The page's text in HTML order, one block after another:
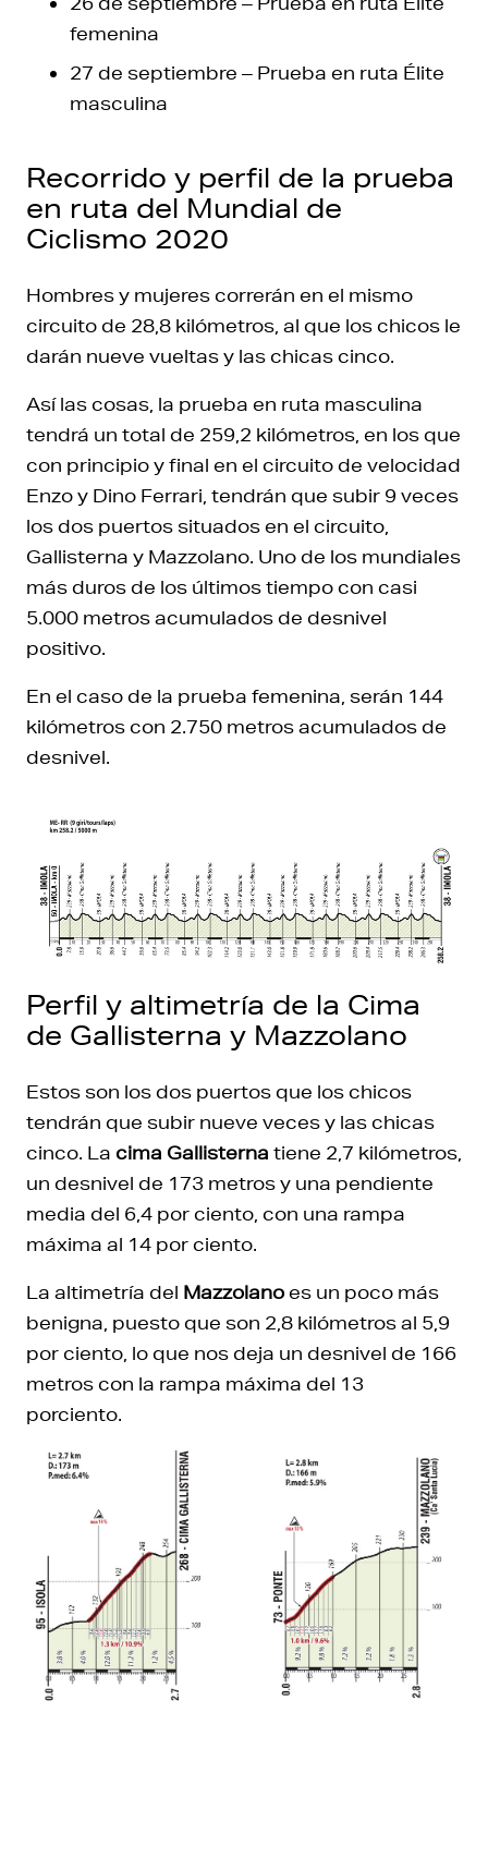
femenina
27 de septiembre – Prueba en ruta Élite
masculina
Recorrido y perfil de la prueba
en ruta del Mundial de
Ciclismo 2020
Hombres y mujeres correrán en el mismo
circuito de 28,8 kilómetros, al que los chicos le
darán nueve vueltas y las chicas cinco.
Así las cosas, la prueba en ruta masculina
tendrá un total de 259,2 kilómetros, en los que
con principio y final en el circuito de velocidad
Enzo y Dino Ferrari, tendrán que subir 9 veces
los dos puertos situados en el circuito,
Gallisterna y Mazzolano. Uno de los mundiales
más duros de los últimos tiempo con casi
5.000 metros acumulados de desnivel
positivo.
En el caso de la prueba femenina, serán 144
kilómetros con 2.750 metros acumulados de
desnivel.
Perfil y altimetría de la Cima
de Gallisterna y Mazzolano
Estos son los dos puertos que los chicos
tendrán que subir nueve veces y las chicas
cinco. La cima Gallisterna tiene 2,7 kilómetros,
un desnivel de 173 metros y una pendiente
media del 6,4 por ciento, con una rampa
máxima al 14 por ciento.
La altimetría del Mazzolanoes un poco más
benigna, puesto que son 2,8 kilómetros al 5,9
por ciento, lo que nos deja un desnivel de 166
metros con la rampa máxima del 13
porciento.